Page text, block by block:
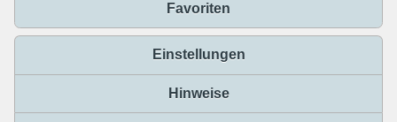
Favoriten
Einstellungen
Hinweise